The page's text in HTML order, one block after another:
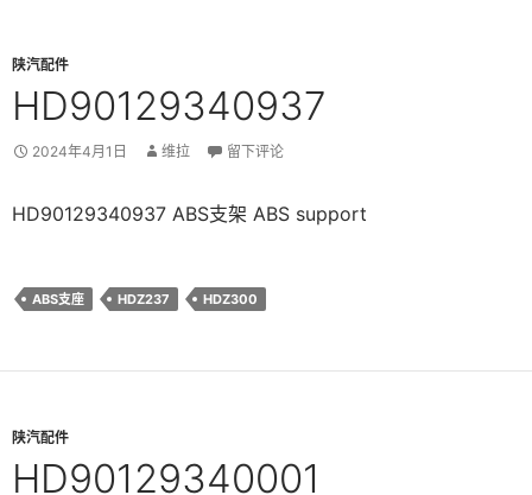
陕汽配件
HD90129340937
2024年4月1日 维拉 留下评论
HD90129340937 ABS支架 ABS support
ABS支座 HDZ237 HDZ300
陕汽配件
HD90129340001